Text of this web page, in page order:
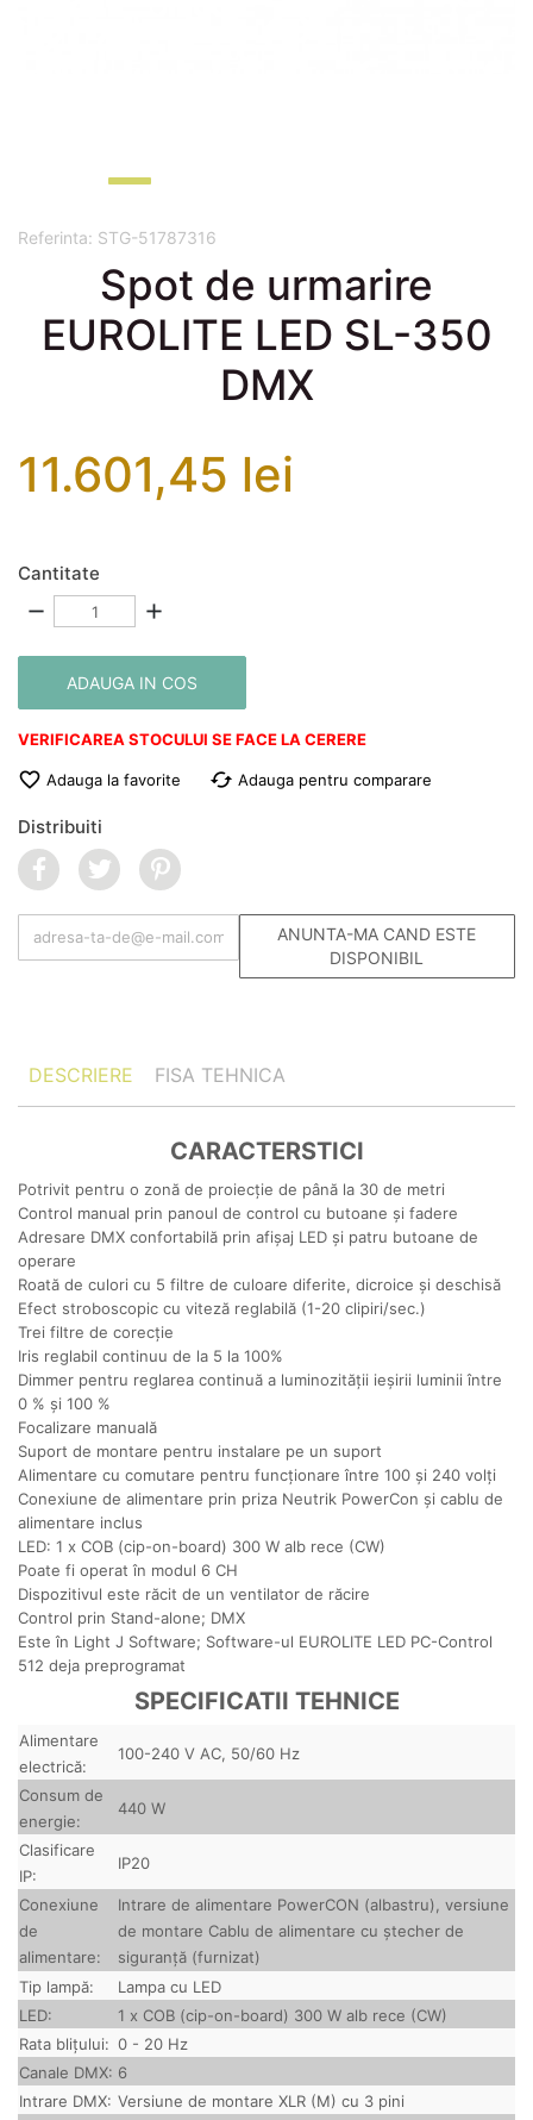
Referinta: STG-51787316
Spot de urmarire
EUROLITE LED SL-350
DMX
11.601,45 lei
Cantitate
remove add
ADAUGA IN COS
VERIFICAREA STOCULUI SE FACE LA CERERE
 Adauga la favorite cached Adauga pentru comparare
Distribuiti
ANUNTA-MA CAND ESTE
DISPONIBIL
DESCRIERE FISA TEHNICA
CARACTERSTICI
Potrivit pentru o zonă de proiecție de până la 30 de metri
Control manual prin panoul de control cu ​​butoane și fadere
Adresare DMX confortabilă prin afișaj LED și patru butoane de
operare
Roată de culori cu 5 filtre de culoare diferite, dicroice și deschisă
Efect stroboscopic cu viteză reglabilă (1-20 clipiri/sec.)
Trei filtre de corecție
Iris reglabil continuu de la 5 la 100%
Dimmer pentru reglarea continuă a luminozității ieșirii luminii între
0 % și 100 %
Focalizare manuală
Suport de montare pentru instalare pe un suport
Alimentare cu comutare pentru funcționare între 100 și 240 volți
Conexiune de alimentare prin priza Neutrik PowerCon și cablu de
alimentare inclus
LED: 1 x COB (cip-on-board) 300 W alb rece (CW)
Poate fi operat în modul 6 CH
Dispozitivul este răcit de un ventilator de răcire
Control prin Stand-alone; DMX
Este în Light J Software; Software-ul EUROLITE LED PC-Control
512 deja preprogramat
SPECIFICATII TEHNICE
Alimentare
electrică:
100-240 V AC, 50/60 Hz
Consum de
energie:
440 W
Clasificare
IP:
IP20
Conexiune
de
alimentare:
Intrare de alimentare PowerCON (albastru), versiune
de montare Cablu de alimentare cu ștecher de
siguranță (furnizat)
Tip lampă:
Lampa cu LED
LED:
1 x COB (cip-on-board) 300 W alb rece (CW)
Rata blițului: 0 - 20 Hz
Canale DMX: 6
Intrare DMX: Versiune de montare XLR (M) cu 3 pini